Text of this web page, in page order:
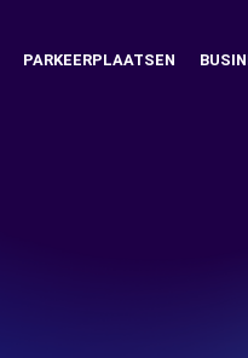
PARKEERPLAATSEN